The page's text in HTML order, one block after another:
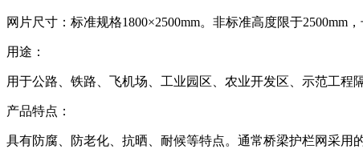
网片尺寸：标准规格1800×2500mm。非标准高度限于2500mm
用途：
用于公路、铁路、飞机场、工业园区、农业开发区、示范工程
产品特点：
具有防腐、防老化、抗晒、耐候等特点。通常桥梁护栏网采用